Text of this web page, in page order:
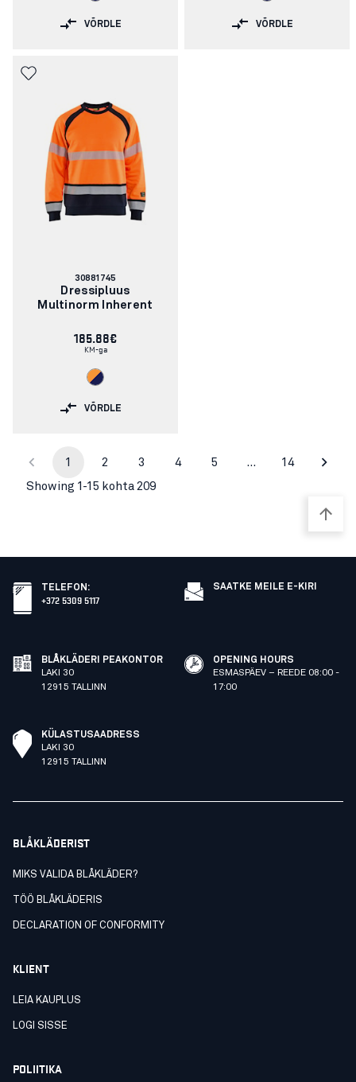
VÕRDLE VÕRDLE
Artikli
number:
30881745
Dressipluus
Multinorm Inherent
185.88€
KM-ga
VÕRDLE
1 2 3 4 5 … 14
Showing 1-15 kohta 209
TELEFON :
+372 5309 5117
SAATKE MEILE E-KIRI
BLÅKLÄDERI PEAKONTOR
LAKI 30
12915 TALLINN
OPENING HOURS
ESMASPÄEV – REEDE 08:00 -
17:00
KÜLASTUSAADRESS
LAKI 30
12915 TALLINN
BLÅKLÄDERIST
MIKS VALIDA BLÅKLÄDER?
TÖÖ BLÅKLÄDERIS
DECLARATION OF CONFORMITY
KLIENT
LEIA KAUPLUS
LOGI SISSE
POLIITIKA